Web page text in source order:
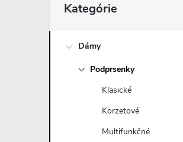
o
kategórie
Kategórie
Dámy
Podprsenky
Klasické
Korzetové
Multifunkčné